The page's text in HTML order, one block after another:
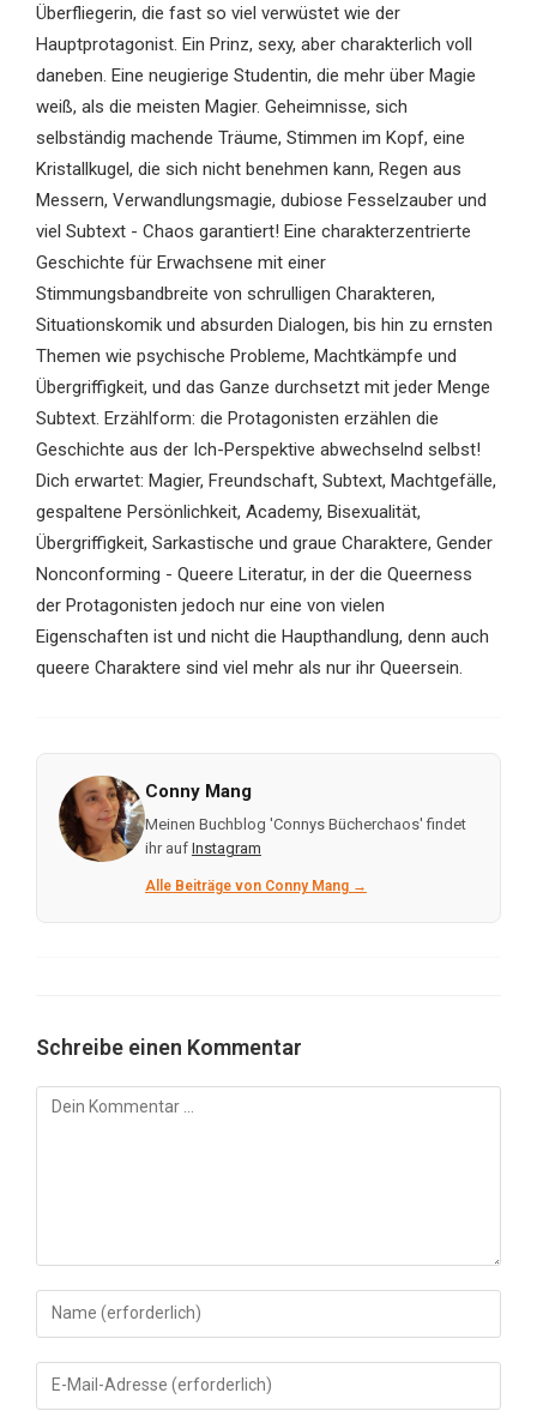
Überfliegerin, die fast so viel verwüstet wie der
Hauptprotagonist. Ein Prinz, sexy, aber charakterlich voll
daneben. Eine neugierige Studentin, die mehr über Magie
weiß, als die meisten Magier. Geheimnisse, sich
selbständig machende Träume, Stimmen im Kopf, eine
Kristallkugel, die sich nicht benehmen kann, Regen aus
Messern, Verwandlungsmagie, dubiose Fesselzauber und
viel Subtext - Chaos garantiert! Eine charakterzentrierte
Geschichte für Erwachsene mit einer
Stimmungsbandbreite von schrulligen Charakteren,
Situationskomik und absurden Dialogen, bis hin zu ernsten
Themen wie psychische Probleme, Machtkämpfe und
Übergriffigkeit, und das Ganze durchsetzt mit jeder Menge
Subtext. Erzählform: die Protagonisten erzählen die
Geschichte aus der Ich-Perspektive abwechselnd selbst!
Dich erwartet: Magier, Freundschaft, Subtext, Machtgefälle,
gespaltene Persönlichkeit, Academy, Bisexualität,
Übergriffigkeit, Sarkastische und graue Charaktere, Gender
Nonconforming - Queere Literatur, in der die Queerness
der Protagonisten jedoch nur eine von vielen
Eigenschaften ist und nicht die Haupthandlung, denn auch
queere Charaktere sind viel mehr als nur ihr Queersein.
Conny Mang
Meinen Buchblog 'Connys Bücherchaos' findet
ihr auf Instagram
Alle Beiträge von Conny Mang →
Schreibe einen Kommentar
Kommentar
Gib
deinen
Namen
oder
Gib
deine